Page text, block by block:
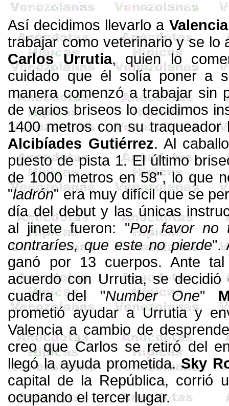
Así decidimos llevarlo a Valencia
trabajar como veterinario y se lo
Carlos Urrutia, quien lo
cuidado que él solía poner a
manera comenzó a trabajar sin
de variosbriseos lo decidimos
1400 metroscon sutraqueador
Alcibíades Gutiérrez. Al
puesto de pista 1. El último
de1000 metros en 58", lo que
"ladrón" era muy difícil que se
día del debut y las únicas
al jinete fueron: "Por favor no
contraríes, que este no pierde".
ganó por 13 cuerpos. Ante
acuerdo con Urrutia, se
cuadra del "Number One"
prometió ayudar a Urrutia y
Valencia a cambio de
creo que Carlos se retiró del
llegó la ayuda prometida.Sky
capital de la República, corrió
ocupando el tercer lugar.